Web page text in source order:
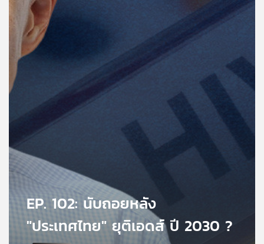
เพลง
บทความ
ข่าว
กิจกรรม
เกี่ยว
กับ
เรา
EP. 102: นับถอยหลัง
"ประเทศไทย" ยุติเอดส์ ปี 2030 ?